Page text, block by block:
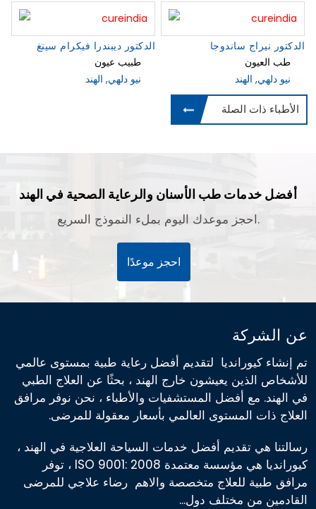
الدكتور ديبندرا فيكرام سينغ
طبيب عيون
نيو دلهي, الهند
الدكتور نيراج ساندوجا
طب العيون
نيو دلهي, الهند
الأطباء ذات الصلة
أفضل خدمات طب الأسنان والرعاية الصحية في الهند
احجز موعدك اليوم بملء النموذج السريع.
احجز موعدًا
عن الشركة
تم إنشاء كيورانديا لتقديم أفضل رعاية طبية بمستوى عالمي
للأشخاص الذين يعيشون خارج الهند ، بحثًا عن العلاج الطبي
في الهند. مع أفضل المستشفيات والأطباء ، نحن نوفر مرافق
العلاج ذات المستوى العالمي بأسعار معقولة للمرضى.
رسالتنا هي تقديم أفضل خدمات السياحة العلاجية في الهند ،
كيورانديا هي مؤسسة معتمدة ISO 9001: 2008 ، توفر
مرافق طبية للعلاج متخصصة والاهم رضاء علاجي للمرضى
القادمين من مختلف دول...